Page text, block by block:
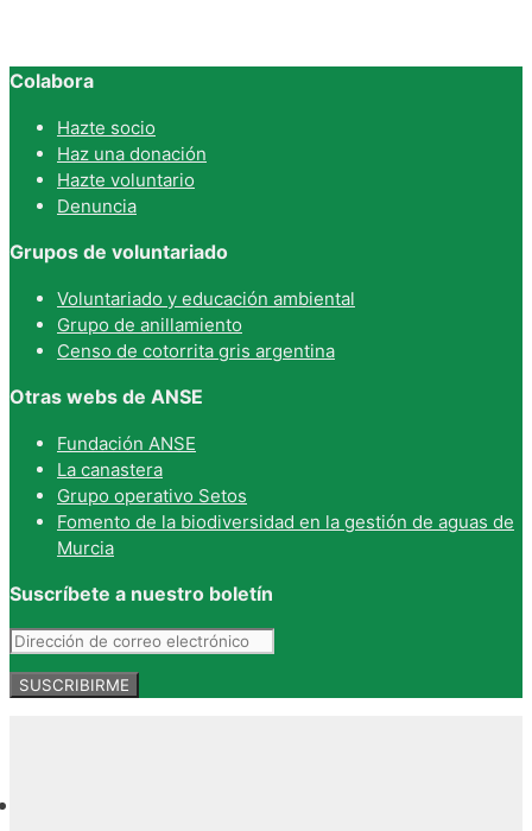
Colabora
Hazte socio
Haz una donación
Hazte voluntario
Denuncia
Grupos de voluntariado
Voluntariado y educación ambiental
Grupo de anillamiento
Censo de cotorrita gris argentina
Otras webs de ANSE
Fundación ANSE
La canastera
Grupo operativo Setos
Fomento de la biodiversidad en la gestión de aguas de
Murcia
Suscríbete a nuestro boletín